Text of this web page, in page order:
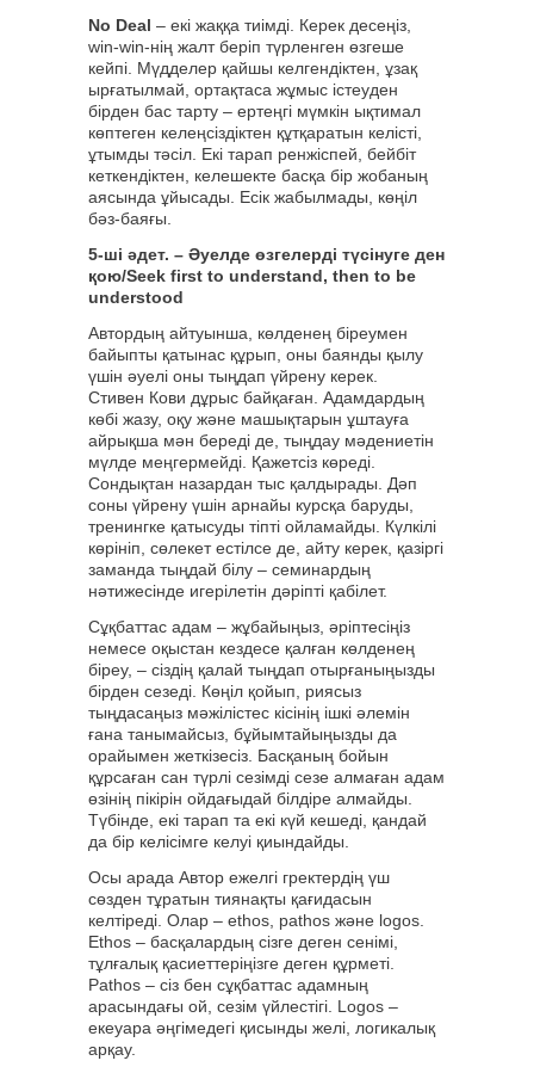
No Deal – екі жаққа тиімді. Керек десеңіз,
win-win-нің жалт беріп түрленген өзгеше
кейпі. Мүдделер қайшы келгендіктен, ұзақ
ырғатылмай, ортақтаса жұмыс істеуден
бірден бас тарту – ертеңгі мүмкін ықтимал
көптеген келеңсіздіктен құтқаратын келісті,
ұтымды тәсіл. Екі тарап ренжіспей, бейбіт
кеткендіктен, келешекте басқа бір жобаның
аясында ұйысады. Есік жабылмады, көңіл
бәз-баяғы.
5-ші әдет. – Әуелде өзгелерді түсінуге ден
қою/Seek first to understand, then to be
understood
Автордың айтуынша, көлденең біреумен
байыпты қатынас құрып, оны баянды қылу
үшін әуелі оны тыңдап үйрену керек.
Стивен Кови дұрыс байқаған. Адамдардың
көбі жазу, оқу және машықтарын ұштауға
айрықша мән береді де, тыңдау мәдениетін
мүлде меңгермейді. Қажетсіз көреді.
Сондықтан назардан тыс қалдырады. Дәп
соны үйрену үшін арнайы курсқа баруды,
тренингке қатысуды тіпті ойламайды. Күлкілі
көрініп, сөлекет естілсе де, айту керек, қазіргі
заманда тыңдай білу – семинардың
нәтижесінде игерілетін дәріпті қабілет.
Сұқбаттас адам – жұбайыңыз, әріптесіңіз
немесе оқыстан кездесе қалған көлденең
біреу, – сіздің қалай тыңдап отырғаныңызды
бірден сезеді. Көңіл қойып, риясыз
тыңдасаңыз мәжілістес кісінің ішкі әлемін
ғана танымайсыз, бұйымтайыңызды да
орайымен жеткізесіз. Басқаның бойын
құрсаған сан түрлі сезімді сезе алмаған адам
өзінің пікірін ойдағыдай білдіре алмайды.
Түбінде, екі тарап та екі күй кешеді, қандай
да бір келісімге келуі қиындайды.
Осы арада Автор ежелгі гректердің үш
сөзден тұратын тиянақты қағидасын
келтіреді. Олар – ethos, pathos және logos.
Ethos – басқалардың сізге деген сенімі,
тұлғалық қасиеттеріңізге деген құрметі.
Pathos – сіз бен сұқбаттас адамның
арасындағы ой, сезім үйлестігі. Logos –
екеуара әңгімедегі қисынды желі, логикалық
арқау.